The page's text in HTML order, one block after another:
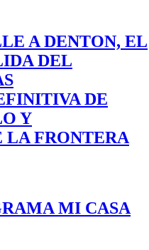
A DENTON, EL
DEL
DE
Y
LA FRONTERA
MI CASA